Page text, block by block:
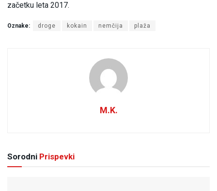
začetku leta 2017.
Oznake: droge kokain nemčija plaža
M.K.
Sorodni Prispevki